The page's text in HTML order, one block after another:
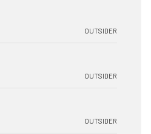
OUTSIDER
OUTSIDER
OUTSIDER